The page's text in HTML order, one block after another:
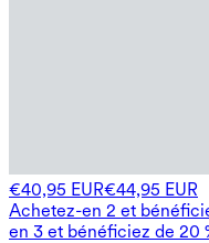
€40,95 EUR€44,95 EUR
Achetez-en 2 et
en 3 et bénéficiez de 20